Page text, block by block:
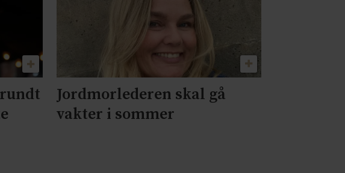
Jordmorlederen skal gå
vakter i sommer